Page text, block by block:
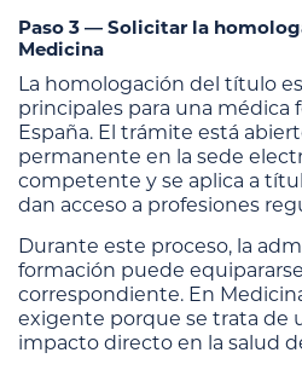
Paso 3 — Solicitar la
Medicina
La homologación del título
principales para una médica
España. El trámite está
permanente en la sede
competente y se aplica a
dan acceso a profesiones
Durante este proceso, la
formación puede
correspondiente. En
exigente porque se trata de
impacto directo en la salud